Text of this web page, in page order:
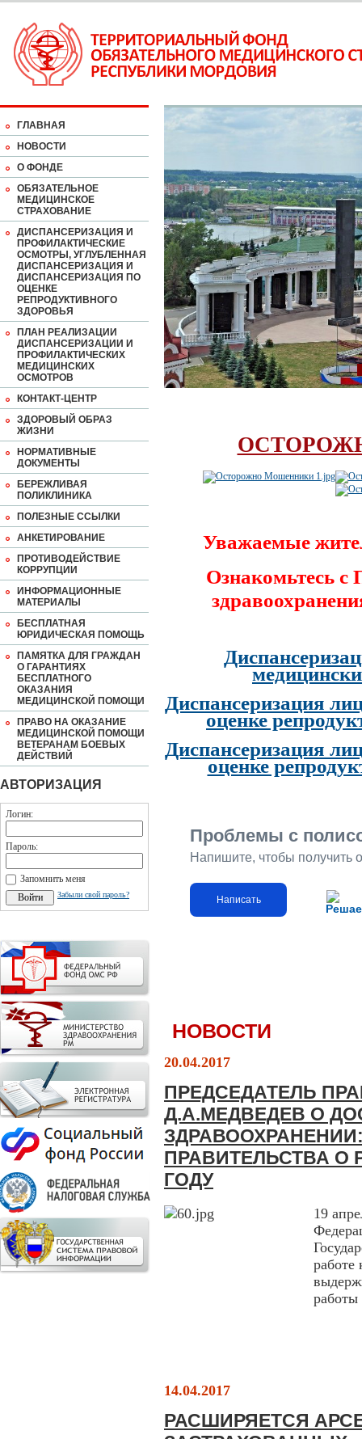
ГЛАВНАЯ
НОВОСТИ
О ФОНДЕ
ОБЯЗАТЕЛЬНОЕ
МЕДИЦИНСКОЕ
СТРАХОВАНИЕ
ДИСПАНСЕРИЗАЦИЯ И
ПРОФИЛАКТИЧЕСКИЕ
ОСМОТРЫ, УГЛУБЛЕННАЯ
ДИСПАНСЕРИЗАЦИЯ И
ДИСПАНСЕРИЗАЦИЯ ПО
ОЦЕНКЕ
РЕПРОДУКТИВНОГО
ЗДОРОВЬЯ
ПЛАН РЕАЛИЗАЦИИ
ДИСПАНСЕРИЗАЦИИ И
ПРОФИЛАКТИЧЕСКИХ
МЕДИЦИНСКИХ
ОСМОТРОВ
КОНТАКТ-ЦЕНТР
ЗДОРОВЫЙ ОБРАЗ
ЖИЗНИ
НОРМАТИВНЫЕ
ДОКУМЕНТЫ
БЕРЕЖЛИВАЯ
ПОЛИКЛИНИКА
ПОЛЕЗНЫЕ ССЫЛКИ
АНКЕТИРОВАНИЕ
ПРОТИВОДЕЙСТВИЕ
КОРРУПЦИИ
ИНФОРМАЦИОННЫЕ
МАТЕРИАЛЫ
БЕСПЛАТНАЯ
ЮРИДИЧЕСКАЯ ПОМОЩЬ
ПАМЯТКА ДЛЯ ГРАЖДАН
О ГАРАНТИЯХ
БЕСПЛАТНОГО
ОКАЗАНИЯ
МЕДИЦИНСКОЙ ПОМОЩИ
ПРАВО НА ОКАЗАНИЕ
МЕДИЦИНСКОЙ ПОМОЩИ
ВЕТЕРАНАМ БОЕВЫХ
ДЕЙСТВИЙ
АВТОРИЗАЦИЯ
Логин:
Пароль:
Запомнить меня
Забыли свой пароль?
Уважаемые
Ознакомьтесь
Диспансеризация
оценке
Диспансеризация
оценке
Проблемы с
Напишите, чтобы получить
Написать
НОВОСТИ
20.04.2017
ПРЕДСЕДАТЕЛЬ
Д.А.МЕДВЕДЕВ О
ПРАВИТЕЛЬСТВА О
ГОДУ
19
работы
14.04.2017
РАСШИРЯЕТСЯ